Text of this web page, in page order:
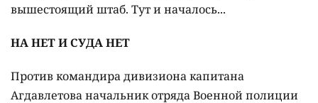
вышестоящий штаб. Тут и началось...
НА НЕТ И СУДА НЕТ
Против командира дивизиона капитана
Агдавлетова начальник отряда Военной полиции